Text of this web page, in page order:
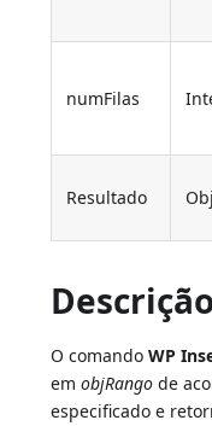
numFilas
Resultado
Descrição
O comandoWP
emobjRango de
especificado e